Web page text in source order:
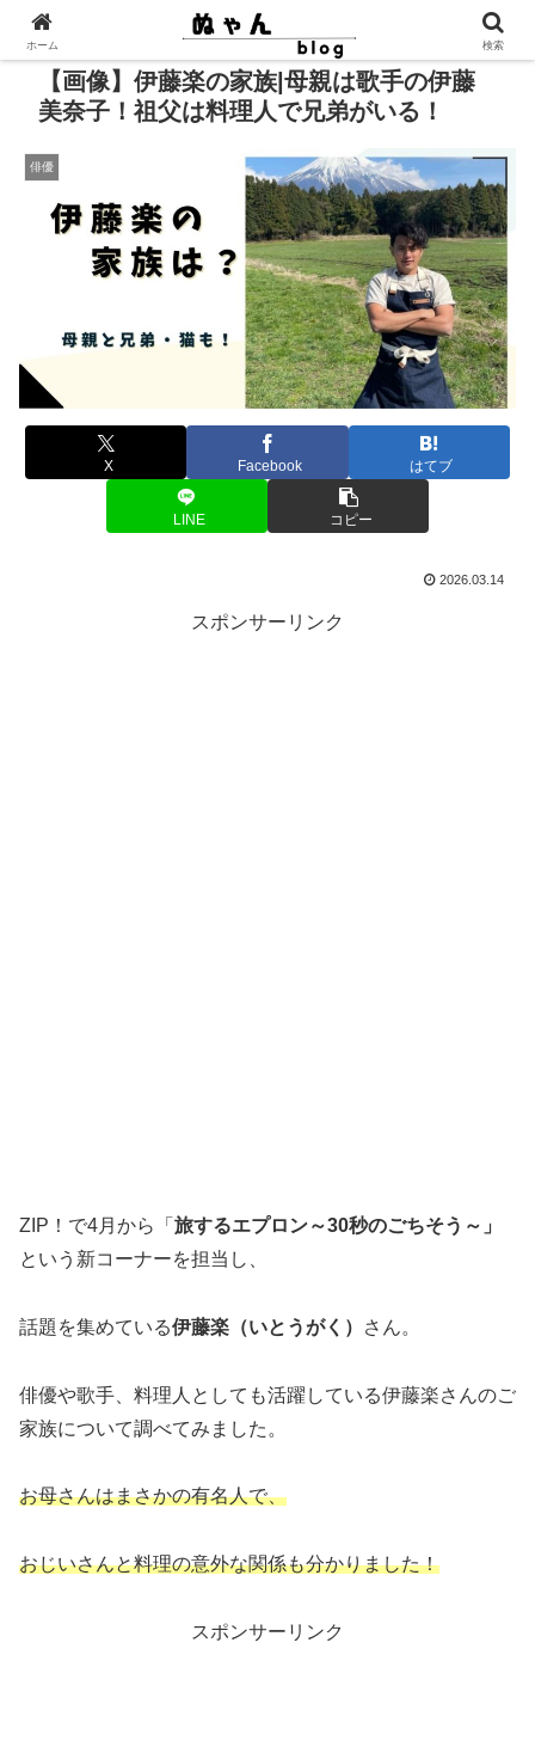
【画像】伊藤楽の家族|母親は歌手の伊藤
美奈子！祖父は料理人で兄弟がいる！
俳優
X Facebook はてブ
LINE コピー
2026.03.14
スポンサーリンク
ZIP！で4月から「 旅するエプロン～30秒のごちそう～」
という新コーナーを担当し、
話題を集めている伊藤楽（いとうがく） さん。
俳優や歌手、料理人としても活躍している伊藤楽さんのご
家族について調べてみました。
お母さんはまさかの有名人で、
おじいさんと料理の意外な関係も分かりました！
スポンサーリンク
ホーム 検索